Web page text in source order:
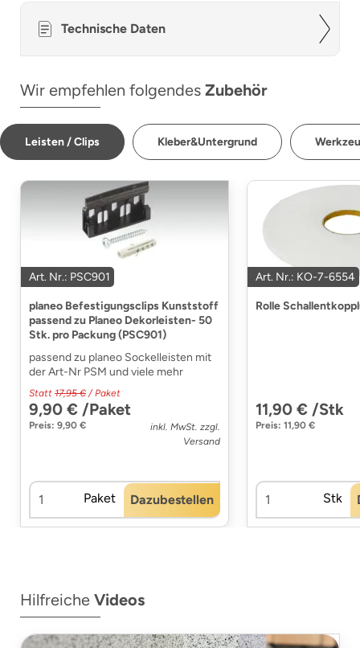
Technische Daten
Wir empfehlen folgendes Zubehör
Leisten / Clips Kleber&Untergrund
Art. Nr.: PSC901
planeo Befestigungsclips Kunststoff
passend zu Planeo Dekorleisten- 50
Stk. pro Packung (PSC901)
passend zu planeo Sockelleisten mit
der Art-Nr PSM und viele mehr
Statt 17,95 € / Paket
9,90 € /Paket
Preis: 9,90 €
inkl. MwSt. zzgl.
Versand
Paket Dazubestellen
Art. Nr.: KO-7-6554
Rolle
11,90 € /Stk
Preis: 11,90 €
Stk
Hilfreiche Videos